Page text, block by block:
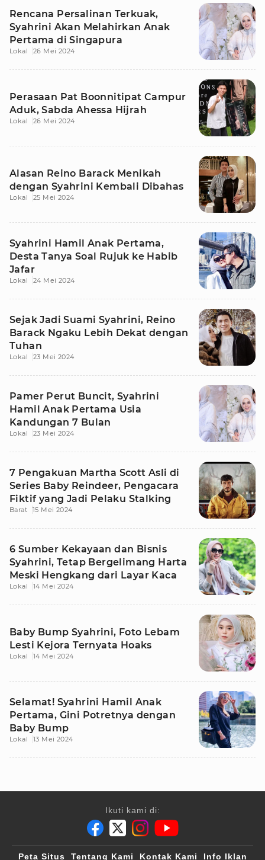
Rencana Persalinan Terkuak,
Syahrini Akan Melahirkan Anak
Pertama di Singapura
Lokal 26 Mei 2024
Perasaan Pat Boonnitipat Campur
Aduk, Sabda Ahessa Hijrah
Lokal 26 Mei 2024
Alasan Reino Barack Menikah
dengan Syahrini Kembali Dibahas
Lokal 25 Mei 2024
Syahrini Hamil Anak Pertama,
Desta Tanya Soal Rujuk ke Habib
Jafar
Lokal 24 Mei 2024
Sejak Jadi Suami Syahrini, Reino
Barack Ngaku Lebih Dekat dengan
Tuhan
Lokal 23 Mei 2024
Pamer Perut Buncit, Syahrini
Hamil Anak Pertama Usia
Kandungan 7 Bulan
Lokal 23 Mei 2024
7 Pengakuan Martha Scott Asli di
Series Baby Reindeer, Pengacara
Fiktif yang Jadi Pelaku Stalking
Barat 15 Mei 2024
6 Sumber Kekayaan dan Bisnis
Syahrini, Tetap Bergelimang Harta
Meski Hengkang dari Layar Kaca
Lokal 14 Mei 2024
Baby Bump Syahrini, Foto Lebam
Lesti Kejora Ternyata Hoaks
Lokal 14 Mei 2024
Selamat! Syahrini Hamil Anak
Pertama, Gini Potretnya dengan
Baby Bump
Lokal 13 Mei 2024
Ikuti kami di:
Peta Situs Tentang Kami Kontak Kami Info Iklan